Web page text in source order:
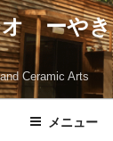
ーや
Ceramic Arts
メニュー